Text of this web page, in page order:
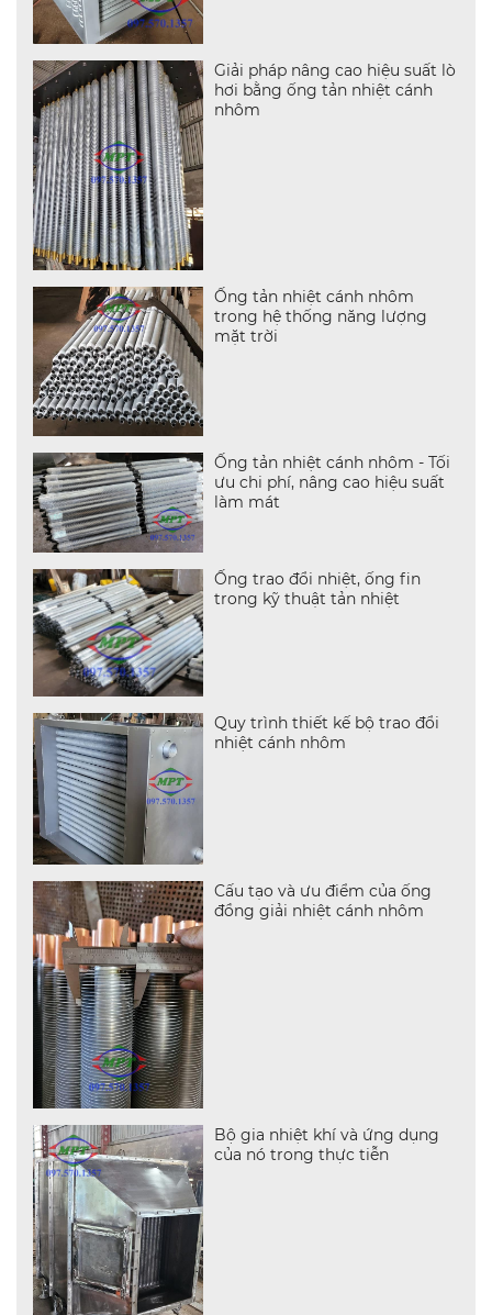
Giải pháp nâng cao hiệu suất lò
hơi bằng ống tản nhiệt cánh
nhôm
Ống tản nhiệt cánh nhôm
trong hệ thống năng lượng
mặt trời
Ống tản nhiệt cánh nhôm - Tối
ưu chi phí, nâng cao hiệu suất
làm mát
Ống trao đổi nhiệt, ống fin
trong kỹ thuật tản nhiệt
Quy trình thiết kế bộ trao đổi
nhiệt cánh nhôm
Cấu tạo và ưu điểm của ống
đồng giải nhiệt cánh nhôm
Bộ gia nhiệt khí và ứng dụng
của nó trong thực tiễn